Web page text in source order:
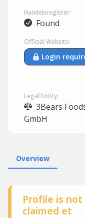
Handelsregister:
Found
Official Website:
Login
Legal Entity:
3Bears
GmbH
Overview
Profile is not
claimed et